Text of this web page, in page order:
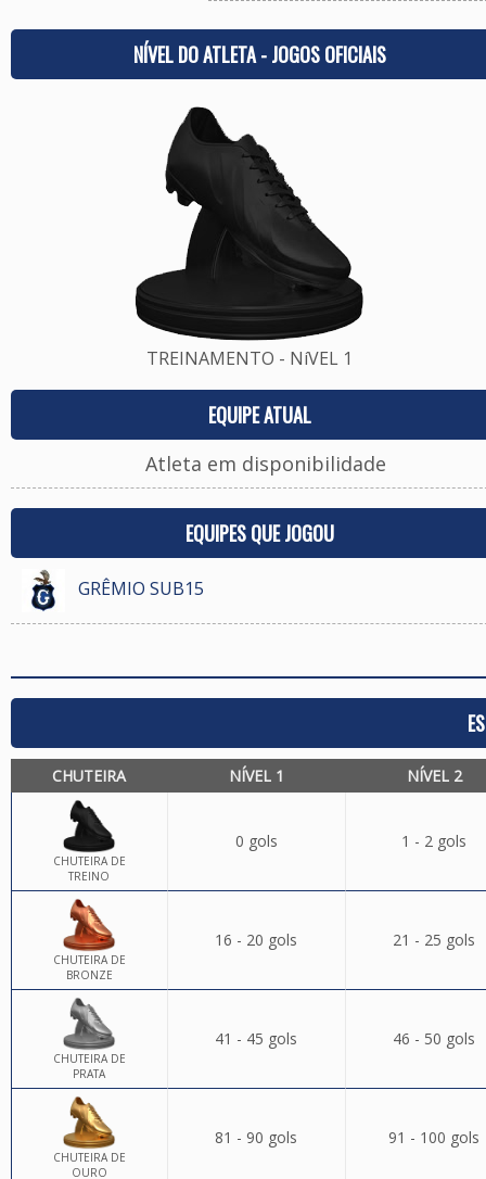
NÍVEL DO ATLETA - JOGOS OFICIAIS
TREINAMENTO - NíVEL 1
EQUIPE ATUAL
Atleta em disponibilidade
EQUIPES QUE JOGOU
GRÊMIO SUB15
CHUTEIRA NÍVEL 1 NÍVEL 2
CHUTEIRA DE
TREINO
0 gols 1 - 2 gols
CHUTEIRA DE
BRONZE
16 - 20 gols 21 - 25 gols
CHUTEIRA DE
PRATA
41 - 45 gols 46 - 50 gols
CHUTEIRA DE
OURO
81 - 90 gols 91 - 100 gols